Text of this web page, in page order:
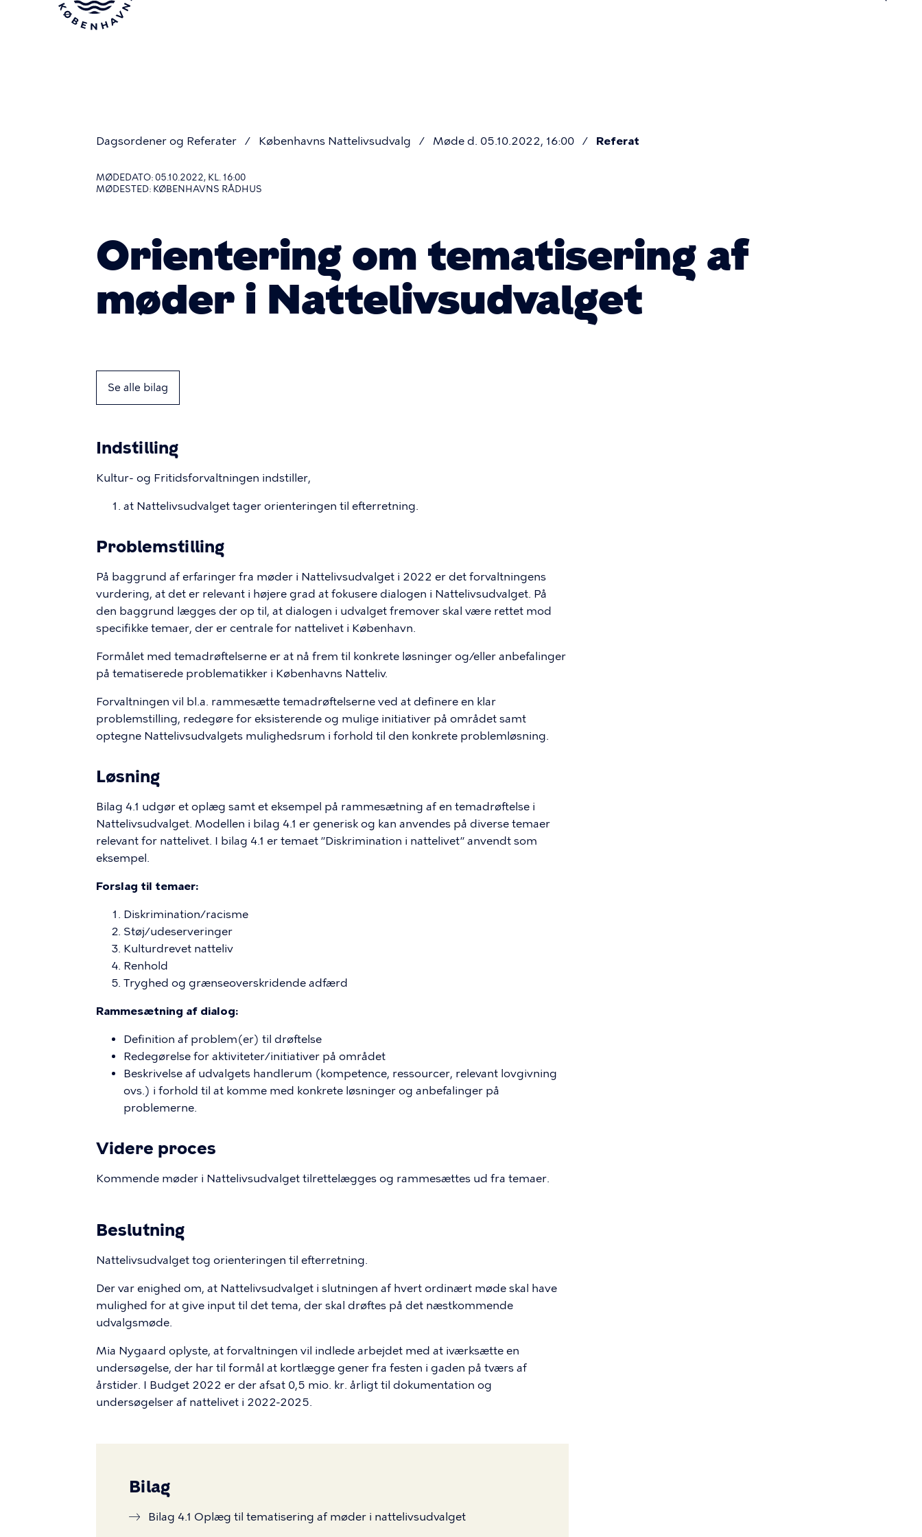
Dagsordener og Referater Københavns Nattelivsudvalg Møde d. 05.10.2022, 16:00 Referat
MØDEDATO: 05.10.2022, KL. 16:00
MØDESTED: KØBENHAVNS RÅDHUS
Orientering om tematisering af
møder i Nattelivsudvalget
Se alle bilag
Indstilling
Kultur- og Fritidsforvaltningen indstiller,
at Nattelivsudvalget tager orienteringen til efterretning.
Problemstilling
På baggrund af erfaringer fra møder i Nattelivsudvalget i 2022 er det forvaltningens
vurdering, at det er relevant i højere grad at fokusere dialogen i Nattelivsudvalget. På
den baggrund lægges der op til, at dialogen i udvalget fremover skal være rettet mod
specifikke temaer, der er centrale for nattelivet i København.
Formålet med temadrøftelserne er at nå frem til konkrete løsninger og/eller anbefalinger
på tematiserede problematikker i Københavns Natteliv.
Forvaltningen vil bl.a. rammesætte temadrøftelserne ved at definere en klar
problemstilling, redegøre for eksisterende og mulige initiativer på området samt
optegne Nattelivsudvalgets mulighedsrum i forhold til den konkrete problemløsning.
Løsning
Bilag 4.1 udgør et oplæg samt et eksempel på rammesætning af en temadrøftelse i
Nattelivsudvalget. Modellen i bilag 4.1 er generisk og kan anvendes på diverse temaer
relevant for nattelivet. I bilag 4.1 er temaet ”Diskrimination i nattelivet” anvendt som
eksempel.
Forslag til temaer:
Diskrimination/racisme
Støj/udeserveringer
Kulturdrevet natteliv
Renhold
Tryghed og grænseoverskridende adfærd
Rammesætning af dialog:
Definition af problem(er) til drøftelse
Redegørelse for aktiviteter/initiativer på området
Beskrivelse af udvalgets handlerum (kompetence, ressourcer, relevant lovgivning
ovs.) i forhold til at komme med konkrete løsninger og anbefalinger på
problemerne.
Videre proces
Kommende møder i Nattelivsudvalget tilrettelægges og rammesættes ud fra temaer.
Beslutning
Nattelivsudvalget tog orienteringen til efterretning.
Der var enighed om, at Nattelivsudvalget i slutningen af hvert ordinært møde skal have
mulighed for at give input til det tema, der skal drøftes på det næstkommende
udvalgsmøde.
Mia Nygaard oplyste, at forvaltningen vil indlede arbejdet med at iværksætte en
undersøgelse, der har til formål at kortlægge gener fra festen i gaden på tværs af
årstider. I Budget 2022 er der afsat 0,5 mio. kr. årligt til dokumentation og
undersøgelser af nattelivet i 2022-2025.
Bilag
Bilag 4.1 Oplæg til tematisering af møder i nattelivsudvalget